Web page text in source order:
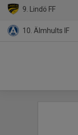
9. Lindö FF
10. Älmhults IF